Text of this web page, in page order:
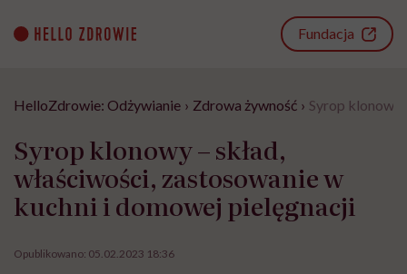
content
Fundacja
HelloZdrowie: Odżywianie › Zdrowa żywność › Syrop klonowy
Syrop klonowy – skład,
właściwości, zastosowanie w
kuchni i domowej pielęgnacji
Opublikowano: 05.02.2023 18:36